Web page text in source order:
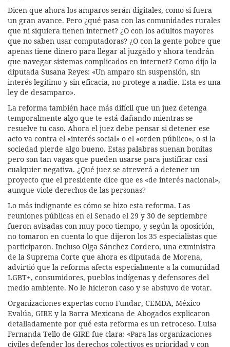
Dicen que ahora los amparos serán digitales, como si fuera
un gran avance. Pero ¿qué pasa con las comunidades rurales
que ni siquiera tienen internet? ¿O con los adultos mayores
que no saben usar computadoras? ¿O con la gente pobre que
apenas tiene dinero para llegar al juzgado y ahora tendrán
que navegar sistemas complicados en internet? Como dijo la
diputada Susana Reyes: «Un amparo sin suspensión, sin
interés legítimo y sin eficacia, no protege a nadie. Esta es una
ley de desamparo».
La reforma también hace más difícil que un juez detenga
temporalmente algo que te está dañando mientras se
resuelve tu caso. Ahora el juez debe pensar si detener ese
acto va contra el «interés social» o el «orden público», o si la
sociedad pierde algo bueno. Estas palabras suenan bonitas
pero son tan vagas que pueden usarse para justificar casi
cualquier negativa. ¿Qué juez se atreverá a detener un
proyecto que el presidente dice que es «de interés nacional»,
aunque viole derechos de las personas?
Lo más indignante es cómo se hizo esta reforma. Las
reuniones públicas en el Senado el 29 y 30 de septiembre
fueron avisadas con muy poco tiempo, y según la oposición,
no tomaron en cuenta lo que dijeron los 35 especialistas que
participaron. Incluso Olga Sánchez Cordero, una exministra
de la Suprema Corte que ahora es diputada de Morena,
advirtió que la reforma afecta especialmente a la comunidad
LGBT+, consumidores, pueblos indígenas y defensores del
medio ambiente. No le hicieron caso y se abstuvo de votar.
Organizaciones expertas como Fundar, CEMDA, México
Evalúa, GIRE y la Barra Mexicana de Abogados explicaron
detalladamente por qué esta reforma es un retroceso. Luisa
Fernanda Tello de GIRE fue clara: «Para las organizaciones
civiles defender los derechos colectivos es prioridad y con